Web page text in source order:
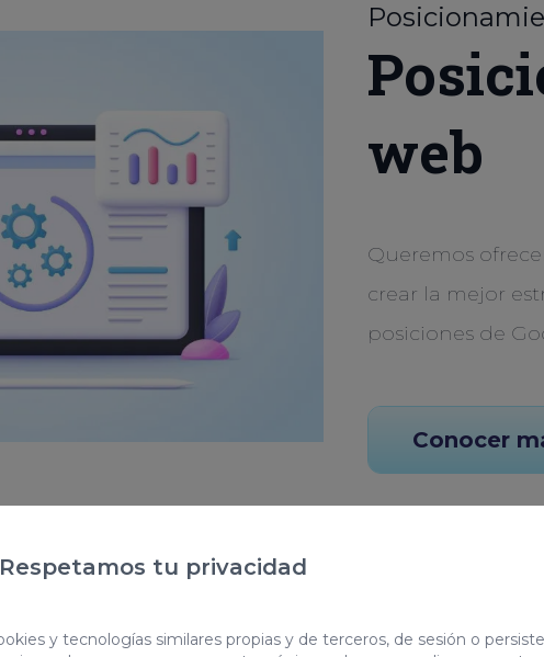
Respetamos tu privacidad
y tecnologías similares propias y de terceros, de sesión o
web
Queremos
crear la mejor
posiciones de
Conocer